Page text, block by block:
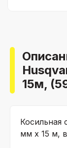
15м,
Косильная
мм x 15 м,